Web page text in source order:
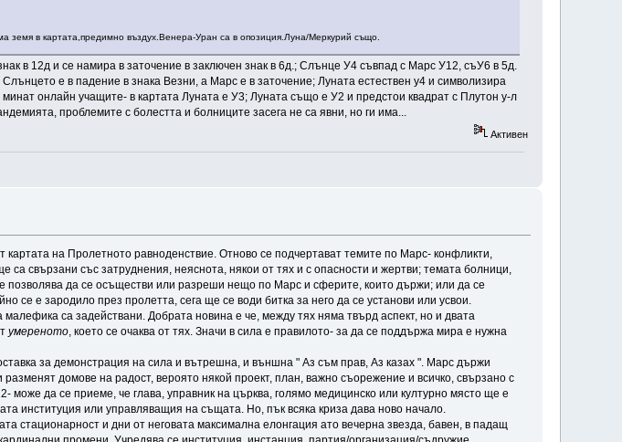
в картата,предимно въздух.Венера-Уран са в опозиция.Луна/Меркурий също.
в 12д и се намира в заточение в заключен знак в 6д.; Слънце У4 съвпад с Марс У12, съУ6 в 5д.
е в падение в знака Везни, а Марс е в заточение; Луната естествен у4 и символизира
онлайн учащите- в картата Луната е У3; Луната също е У2 и предстои квадрат с Плутон у-л
проблемите с болестта и болниците засега не са явни, но ги има...
Активен
на Пролетното равноденствие. Отново се подчертават темите по Марс- конфликти,
свързани със затруднения, неяснота, някои от тях и с опасности и жертви; темата болници,
позволява да се осъществи или разреши нещо по Марс и сферите, които държи; или да се
се е зародило през пролетта, сега ще се води битка за него да се установи или усвои.
са задействани. Добрата новина е че, между тях няма твърд аспект, но и двата
умереното, което се очаква от тях. Значи в сила е правилото- за да се поддържа мира е нужна
за демонстрация на сила и вътрешна, и външна " Аз съм прав, Аз казах ". Марс държи
домове на радост, вероято някой проект, план, важно съорежение и всичко, свързано с
може да се приеме, че глава, управник на църква, голямо медицинско или културно място ще е
институция или управляващия на същата. Но, пък всяка криза дава ново начало.
стационарност и дни от неговата максимална елонгация ато вечерна звезда, бавен, в падащ